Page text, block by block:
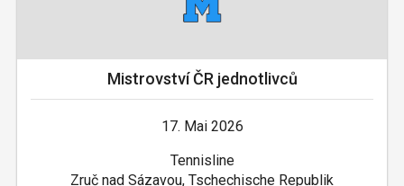
Mistrovství ČR jednotlivců
17. Mai 2026
Tennisline
Zruč nad Sázavou, Tschechische Republik